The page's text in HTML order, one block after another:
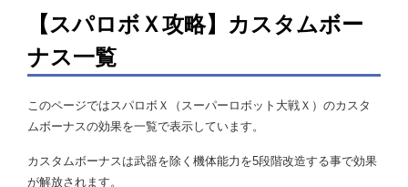
【スパロボＸ攻略】カスタムボー
ナス一覧
このページではスパロボＸ（スーパーロボット大戦Ｘ）のカスタ
ムボーナスの効果を一覧で表示しています。
カスタムボーナスは武器を除く機体能力を5段階改造する事で効果
が解放されます。